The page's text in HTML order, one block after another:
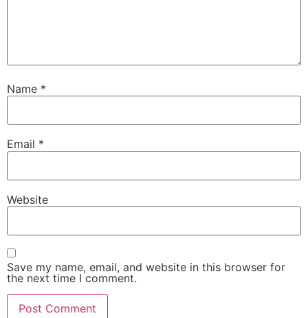
Name *
Email *
Website
Save my name, email, and website in this browser for
the next time I comment.